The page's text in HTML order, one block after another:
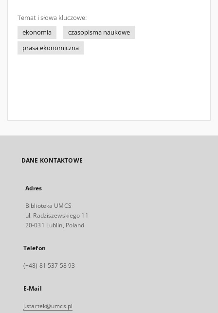
Temat i słowa kluczowe:
ekonomia
czasopisma naukowe
prasa ekonomiczna
DANE KONTAKTOWE
Adres
Biblioteka UMCS
ul. Radziszewskiego 11
20-031 Lublin, Poland
Telefon
(+48) 81 537 58 93
E-Mail
j.startek@umcs.pl